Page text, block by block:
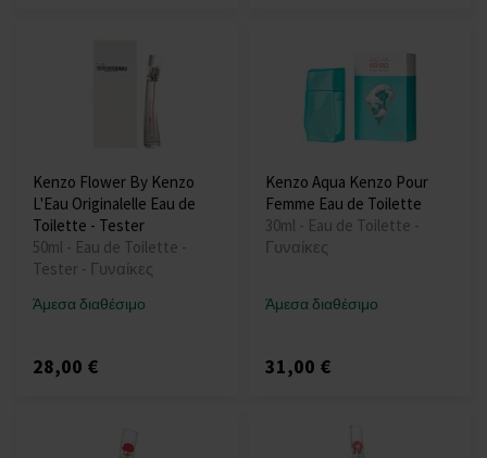
Kenzo Flower By Kenzo
L'Eau Originalelle Eau de
Toilette - Tester
50ml - Eau de Toilette -
Tester - Γυναίκες
Άμεσα διαθέσιμο
28,00 €
Kenzo Aqua Kenzo Pour
Femme Eau de Toilette
30ml - Eau de Toilette -
Γυναίκες
Άμεσα διαθέσιμο
31,00 €